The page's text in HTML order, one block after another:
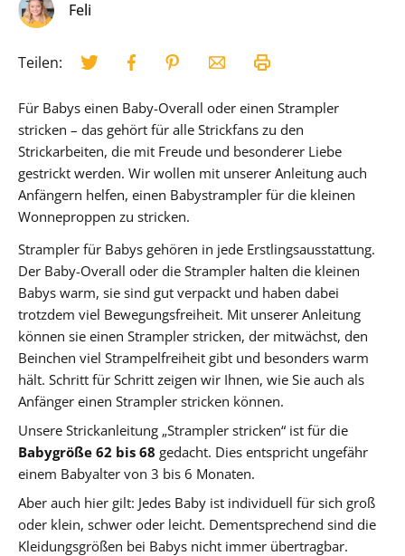
Feli
Teilen:
Für Babys einen Baby-Overall oder einen Strampler
stricken – das gehört für alle Strickfans zu den
Strickarbeiten, die mit Freude und besonderer Liebe
gestrickt werden. Wir wollen mit unserer Anleitung auch
Anfängern helfen, einen Babystrampler für die kleinen
Wonneproppen zu stricken.
Strampler für Babys gehören in jede Erstlingsausstattung.
Der Baby-Overall oder die Strampler halten die kleinen
Babys warm, sie sind gut verpackt und haben dabei
trotzdem viel Bewegungsfreiheit. Mit unserer Anleitung
können sie einen Strampler stricken, der mitwächst, den
Beinchen viel Strampelfreiheit gibt und besonders warm
hält. Schritt für Schritt zeigen wir Ihnen, wie Sie auch als
Anfänger einen Strampler stricken können.
Unsere Strickanleitung „Strampler stricken“ ist für die
Babygröße 62 bis 68 gedacht. Dies entspricht ungefähr
einem Babyalter von 3 bis 6 Monaten.
Aber auch hier gilt: Jedes Baby ist individuell für sich groß
oder klein, schwer oder leicht. Dementsprechend sind die
Kleidungsgrößen bei Babys nicht immer übertragbar.